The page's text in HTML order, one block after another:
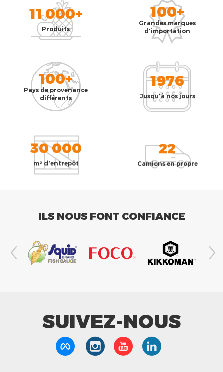
11 000+
Produits
100+
Grandes marques
d'importation
100+
Pays de provenance
différents
1976
Jusqu'à nos jours
30 000
m² d'entrepôt
22
Camions en propre
ILS NOUS FONT CONFIANCE
SUIVEZ-NOUS